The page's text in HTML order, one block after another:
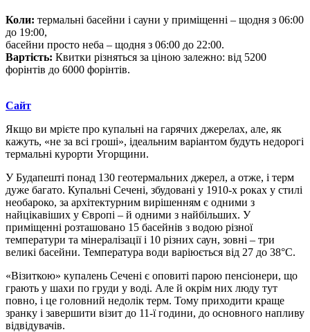
Коли: термальні басейни і сауни у приміщенні – щодня з 06:00
до 19:00,
басейни просто неба – щодня з 06:00 до 22:00.
Вартість: Квитки різняться за ціною залежно: від 5200
форінтів до 6000 форінтів.
Сайт
Якщо ви мрієте про купальні на гарячих джерелах, але, як
кажуть, «не за всі гроші», ідеальним варіантом будуть недорогі
термальні курорти Угорщини.
У Будапешті понад 130 геотермальних джерел, а отже, і терм
дуже багато. Купальні Сечені, збудовані у 1910-х роках у стилі
необароко, за архітектурним вирішенням є одними з
найцікавіших у Європі – й одними з найбільших. У
приміщенні розташовано 15 басейнів з водою різної
температури та мінералізації і 10 різних саун, зовні – три
великі басейни. Температура води варіюється від 27 до 38°С.
«Візиткою» купалень Сечені є оповиті парою пенсіонери, що
грають у шахи по груди у воді. Але й окрім них люду тут
повно, і це головний недолік терм. Тому приходити краще
зранку і завершити візит до 11-ї години, до основного напливу
відвідувачів.